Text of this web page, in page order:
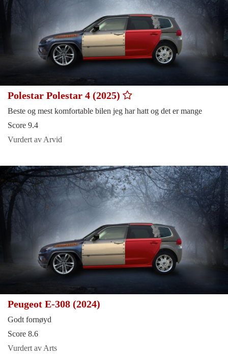
Polestar Polestar 4 (2025)
Beste og mest komfortable bilen jeg har hatt og det er mange
Score 9.4
Vurdert av Arvid
Peugeot E-308 (2024)
Godt fornøyd
Score 8.6
Vurdert av Arts